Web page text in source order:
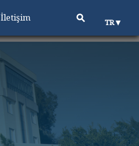
İletişim ⚲ TR▼